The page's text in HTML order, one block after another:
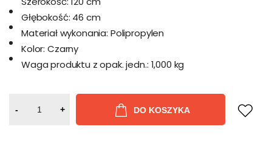
Głębokość: 46 cm
Materiał wykonania: Polipropylen
Kolor: Czarny
Waga produktu z opak. jedn.: 1,000 kg
- + DO KOSZYKA